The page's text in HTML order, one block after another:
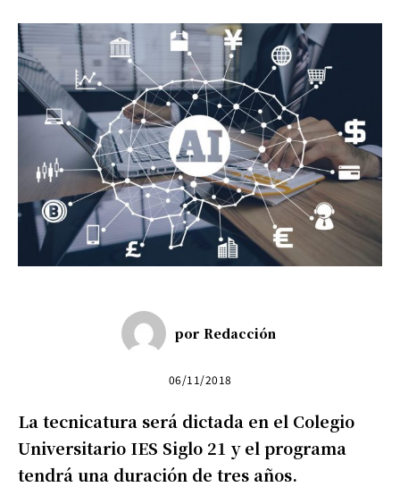
por Redacción
06/11/2018
La tecnicatura será dictada en el Colegio
Universitario IES Siglo 21 y el programa
tendrá una duración de tres años.